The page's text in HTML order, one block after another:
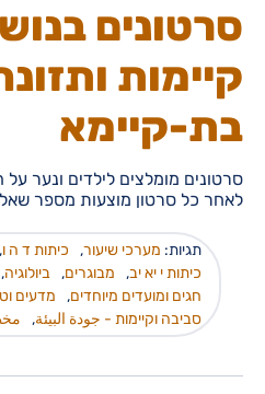
סרטונים
קיימות
בת-קיימא
סרטונים מומלצים לילדים ונער
לאחר כל סרטון מוצעות מספר
תגיות: מערכי שיעור, כיתות ד ה ו,
כיתות י יא יב, מבוגרים, ביולוגיה,
חגים ומועדים מיוחדים, מדעים
סביבה וקיימות - جودة البيئة,